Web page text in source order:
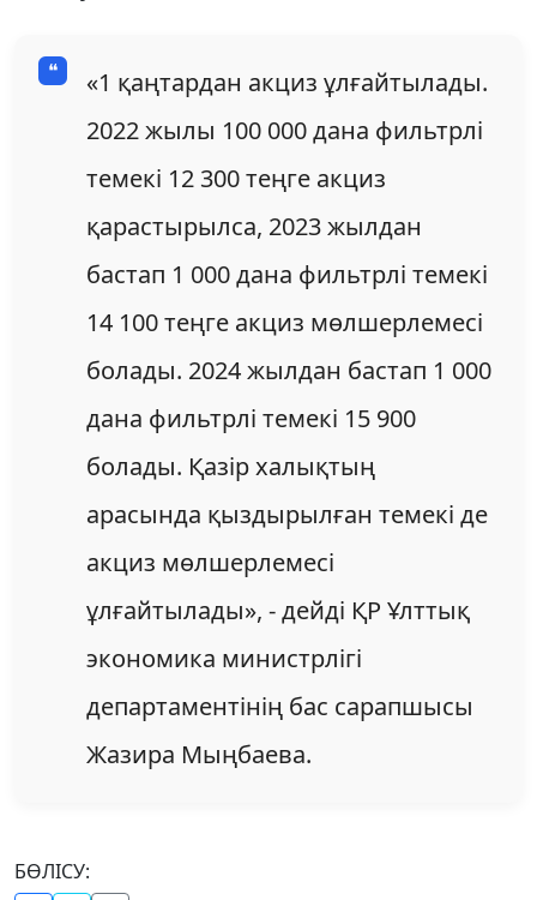
«1 қаңтардан акциз ұлғайтылады.
2022 жылы 100 000 дана фильтрлі
темекі 12 300 теңге акциз
қарастырылса, 2023 жылдан
бастап 1 000 дана фильтрлі темекі
14 100 теңге акциз мөлшерлемесі
болады. 2024 жылдан бастап 1 000
дана фильтрлі темекі 15 900
болады. Қазір халықтың
арасында қыздырылған темекі де
акциз мөлшерлемесі
ұлғайтылады», - дейді ҚР Ұлттық
экономика министрлігі
департаментiнiң бас сарапшысы
Жазира Мыңбаева.
БӨЛІСУ: